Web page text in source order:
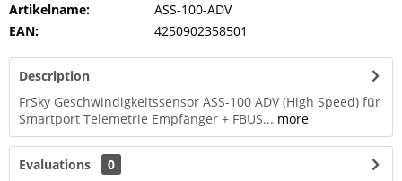
Artikelname:
ASS-100-ADV
EAN:
4250902358501
Description
FrSky Geschwindigkeitssensor ASS-100 ADV (High Speed) für
Smartport Telemetrie Empfänger + FBUS... more
Evaluations
0